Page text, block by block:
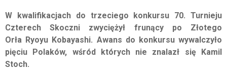
W kwalifikacjach do trzeciego konkursu 70. Turnieju
Czterech Skoczni zwyciężył frunący po Złotego
Orła Ryoyu Kobayashi. Awans do konkursu wywalczyło
pięciu Polaków, wśród których nie znalazł się Kamil
Stoch.